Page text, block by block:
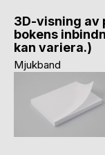
3D-visning av
bokens
kan variera.)
Mjukband